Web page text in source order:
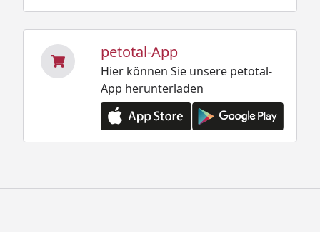
petotal-App
Hier können Sie unsere petotal-
App herunterladen